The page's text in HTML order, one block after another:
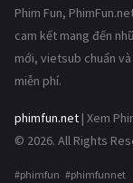
Phim Fun,
cam kết mang đến
mới, vietsub chuẩn
miễn phí.
phimfun.net | Xem
© 2026. All Rights
#phimfun #phimfunnet